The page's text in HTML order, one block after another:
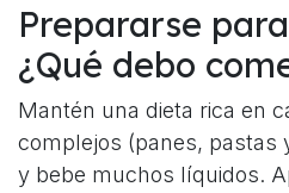
Prepararse
¿Qué debo
Mantén una dieta rica en
complejos (panes, pastas
y bebe muchos líquidos.